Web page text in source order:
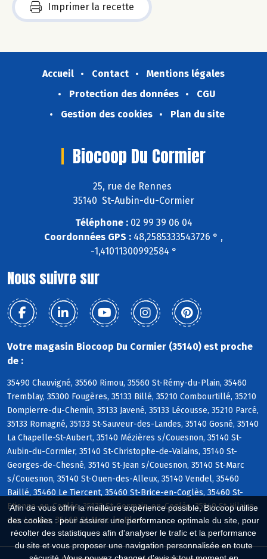
Afin de vous offrir la meilleure expérience possible, Biocoop utilise
des cookies : pour assurer une performance optimale du site, pour
récolter des statistiques afin d'analyser le trafic et la performance
du site et vous proposer une navigation personnalisée en toute
Imprimer la recette
Accueil Contact
Mentions légales
Protection des données
CGU
Gestion des cookies
Plan du site
Biocoop Du Cormier
25, rue de Rennes
35140 St-Aubin-du-Cormier
Téléphone :02 99 39 06 04
Coordonnées GPS : 48,2585333543726 ° ,
-1,41011300992584 °
Nous suivre sur
Votre magasin Biocoop Du Cormier (35140) est proche
de :
35490 Chauvigné, 35560 Rimou, 35560 St-Rémy-du-Plain, 35460
Tremblay, 35300 Fougères, 35133 Billé, 35210 Combourtillé, 35210
Dompierre-du-Chemin, 35133 Javené, 35133 Lécousse, 35210 Parcé,
35133 Romagné, 35133 St-Sauveur-des-Landes, 35140 Gosné, 35140
La Chapelle-St-Aubert, 35140 Mézières s/Couesnon, 35140 St-
Aubin-du-Cormier, 35140 St-Christophe-de-Valains, 35140 St-
Georges-de-Chesné, 35140 St-Jean s/Couesnon, 35140 St-Marc
s/Couesnon, 35140 St-Ouen-des-Alleux, 35140 Vendel, 35460
Baillé, 35460 Le Tiercent, 35460 St-Brice-en-Coglès, 35460 St-
Etienne-en-Coglès, 35133 St-Germain-en-Coglès, 35140 St-Hilaire-
des-Landes, 35460 St-Marc-le-Blanc